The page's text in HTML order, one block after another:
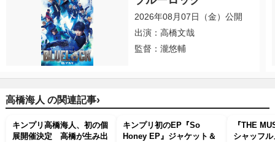
2026年08月07日（金）公開
出演：高橋文哉
監督：瀧悠輔
高橋海人 の関連記事›
キンプリ高橋海人、初の個
展開催決定 高橋が生み出
キンプリ初のEP『So
Honey EP』ジャケット＆
『THE
シャッフ